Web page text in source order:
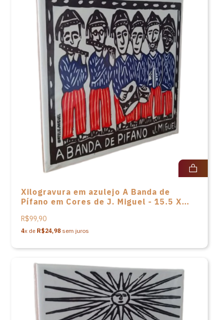
Xilogravura em azulejo A Banda de
Pífano em Cores de J. Miguel - 15.5 X
R$99,90
4x de R$24,98 sem juros